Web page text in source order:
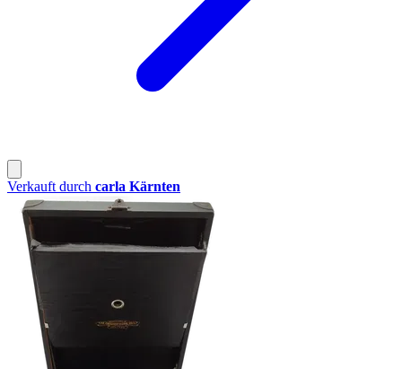
Verkauft durch carla Kärnten